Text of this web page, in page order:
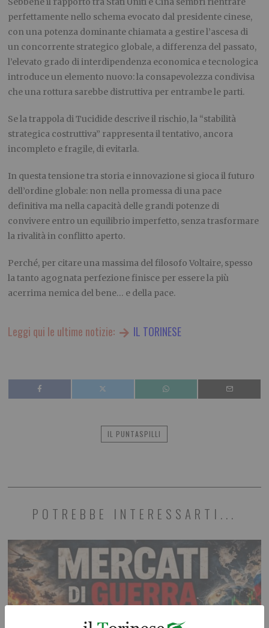
perfettamente nello schema evocato dal presidente cinese,
con una potenza dominante chiamata a gestire l’ascesa di
un concorrente strategico globale, a differenza del passato,
l’elevato grado di interdipendenza economica e tecnologica
introduce un elemento nuovo: la consapevolezza condivisa
che una rottura sarebbe distruttiva per entrambe le parti.
Se la trappola di Tucidide descrive il rischio, la “stabilità
strategica costruttiva” rappresenta il tentativo, ancora
incompleto e fragile, di evitarla.
In questa tensione tra storia e innovazione si gioca il futuro
dell’ordine globale: non nella promessa di una pace
definitiva ma nella capacità delle grandi potenze di
convivere entro un equilibrio imperfetto, senza trasformare
la rivalità in conflitto aperto.
Perché, per citare una massima del filosofo Voltaire, spesso
la tanto agognata perfezione finisce per essere la più
acerrima nemica del bene… e della pace.
Leggi qui le ultime notizie: IL TORINESE
IL PUNTASPILLI
POTREBBE INTERESSARTI...